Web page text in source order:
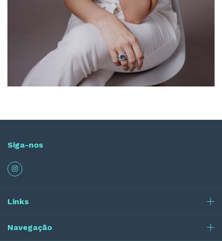
Siga-nos
Links
Navegação